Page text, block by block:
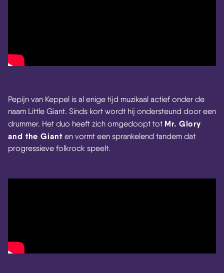
Pepijn van Keppel is al enige tijd muzikaal actief onder de
naam Little Giant. Sinds kort wordt hij ondersteund door een
drummer. Het duo heeft zich omgedoopt tot Mr. Glory
and the Giant en vormt een sprankelend tandem dat
progressieve folkrock speelt.